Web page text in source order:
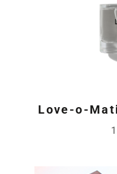
Love-o-